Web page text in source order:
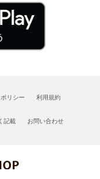
リシー 利用規約
記載 お問い合わせ